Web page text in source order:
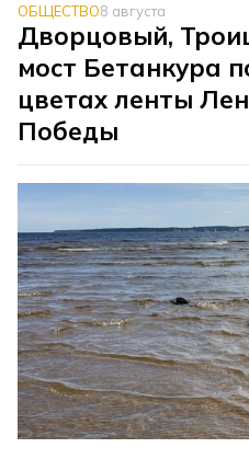
ОБЩЕСТВО8 августа
Дворцовый,
мост Бетанкура
цветах ленты
Победы